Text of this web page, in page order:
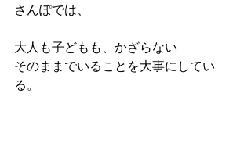
さんぽでは、
大人も子どもも、かざらない
そのままでいることを大事にしてい
る。